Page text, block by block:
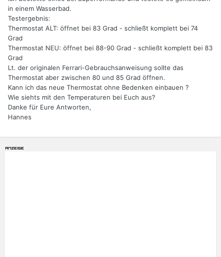
in einem Wasserbad.
Testergebnis:
Thermostat ALT: öffnet bei 83 Grad - schließt komplett bei 74
Grad
Thermostat NEU: öffnet bei 88-90 Grad - schließt komplett bei 83
Grad
Lt. der originalen Ferrari-Gebrauchsanweisung sollte das
Thermostat aber zwischen 80 und 85 Grad öffnen.
Kann ich das neue Thermostat ohne Bedenken einbauen ?
Wie siehts mit den Temperaturen bei Euch aus?
Danke für Eure Antworten,
Hannes